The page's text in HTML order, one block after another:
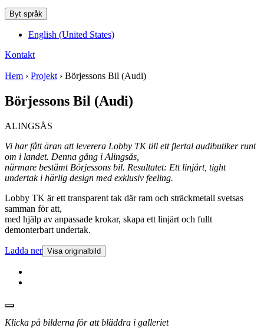
Byt språk
English (United States)
Kontakt
Hem › Projekt › Börjessons Bil (Audi)
Börjessons Bil (Audi)
ALINGSÅS
Vi har fått äran att leverera Lobby TK till ett flertal audibutiker runt
om i landet. Denna gång i Alingsås,
närmare bestämt Börjessons bil. Resultatet: Ett linjärt, tight
undertak i härlig design med exklusiv feeling.
Lobby TK är ett transparent tak där ram och sträckmetall svetsas
samman för att,
med hjälp av anpassade krokar, skapa ett linjärt och fullt
demonterbart undertak.
Ladda ner Visa originalbild
Klicka på bilderna för att bläddra i galleriet